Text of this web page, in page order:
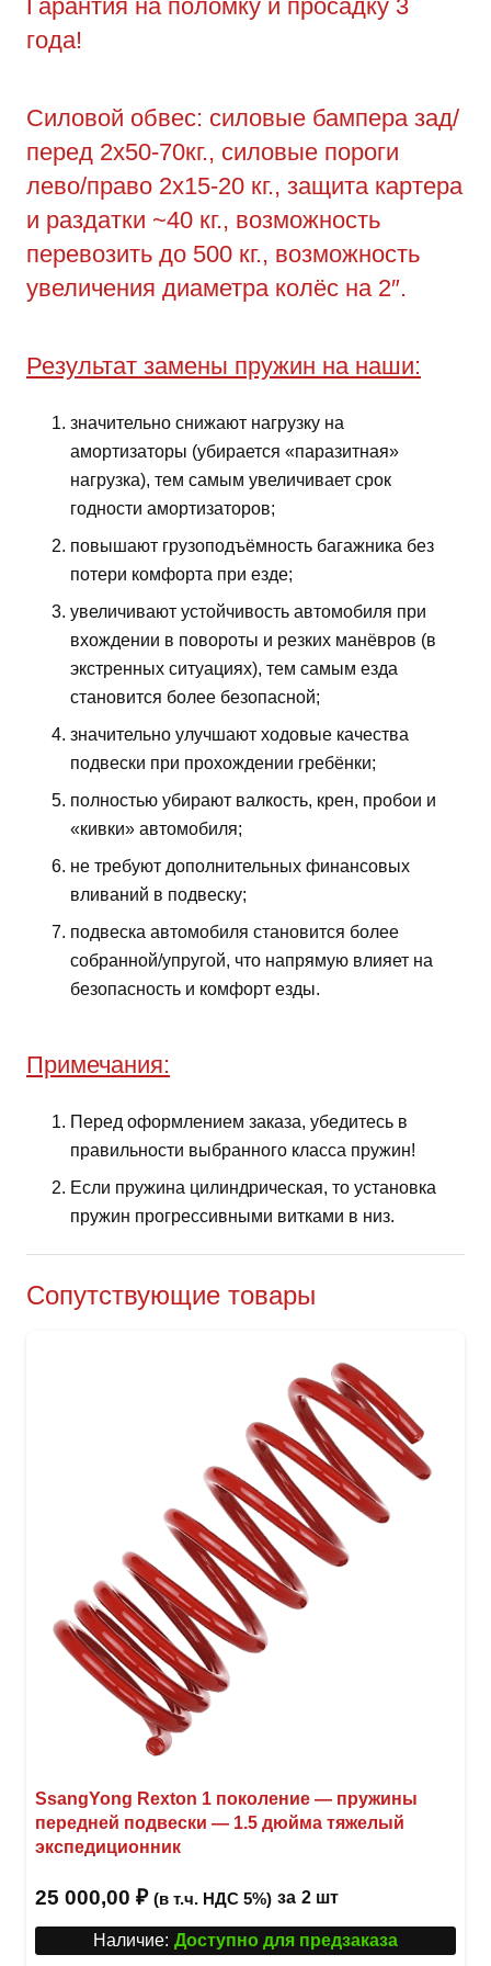
Гарантия на поломку и просадку 3
года!
Силовой обвес: силовые бампера зад/
перед 2х50-70кг., силовые пороги
лево/право 2х15-20 кг., защита картера
и раздатки ~40 кг., возможность
перевозить до 500 кг., возможность
увеличения диаметра колёс на 2″.
Результат замены пружин на наши:
значительно снижают нагрузку на
амортизаторы (убирается «паразитная»
нагрузка), тем самым увеличивает срок
годности амортизаторов;
повышают грузоподъёмность багажника без
потери комфорта при езде;
увеличивают устойчивость автомобиля при
вхождении в повороты и резких манёвров (в
экстренных ситуациях), тем самым езда
становится более безопасной;
значительно улучшают ходовые качества
подвески при прохождении гребёнки;
полностью убирают валкость, крен, пробои и
«кивки» автомобиля;
не требуют дополнительных финансовых
вливаний в подвеску;
подвеска автомобиля становится более
собранной/упругой, что напрямую влияет на
безопасность и комфорт езды.
Примечания:
Перед оформлением заказа, убедитесь в
правильности выбранного класса пружин!
Если пружина цилиндрическая, то установка
пружин прогрессивными витками в низ.
Сопутствующие товары
SsangYong Rexton 1 поколение — пружины
передней подвески — 1.5 дюйма тяжелый
экспедиционник
25 000,00 ₽ (в т.ч. НДС 5%) за 2 шт
Наличие: Доступно для предзаказа